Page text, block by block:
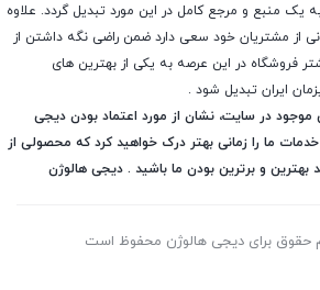
یک منبع و مرجع کامل در این مورد تبدیل گردد. علاوه
از مشتریان خود سعی دارد ضمن راضی نگه داشتن از
فروشگاه در این عرصه به یکی از بهترین های
ایران تبدیل شود .
موجود در سایت، نشان از مورد اعتماد بودن دیجی
ما را زمانی بهتر درک خواهید کرد که محصولی از
بهترین و برترین بودن ما باشید . دیجی هالوژن